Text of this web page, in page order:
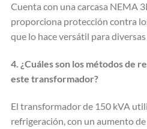
Cuenta con una carcasa NEMA
proporciona protección contra
que lo hace versátil para
4. ¿Cuáles son los métodos de
este transformador?
El transformador de 150 kVA
refrigeración, con un aumento